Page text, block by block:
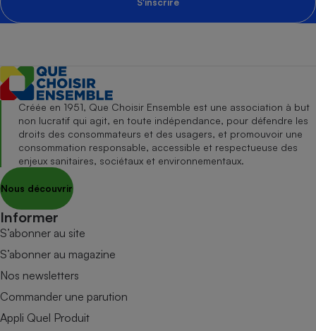
Créée en 1951, Que Choisir Ensemble est une association à but
non lucratif qui agit, en toute indépendance, pour défendre les
droits des consommateurs et des usagers, et promouvoir une
consommation responsable, accessible et respectueuse des
enjeux sanitaires, sociétaux et environnementaux.
Nous découvrir
Informer
S’abonner au site
S’abonner au magazine
Nos newsletters
Commander une parution
Appli Quel Produit